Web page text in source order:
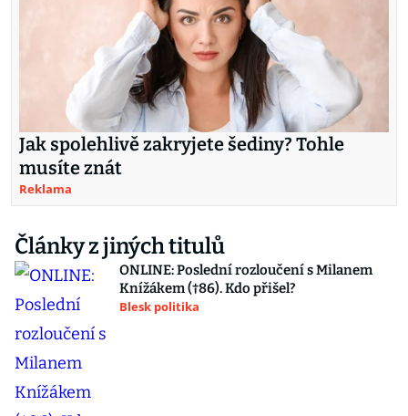
Jak spolehlivě zakryjete šediny? Tohle
musíte znát
Reklama
Články z jiných titulů
ONLINE: Poslední rozloučení s Milanem
Knížákem (†86). Kdo přišel?
Blesk politika